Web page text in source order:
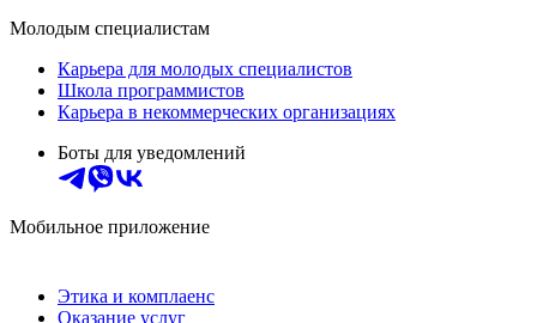
Молодым специалистам
Карьера для молодых специалистов
Школа программистов
Карьера в некоммерческих организациях
Боты для уведомлений
Мобильное приложение
Этика и комплаенс
Оказание услуг